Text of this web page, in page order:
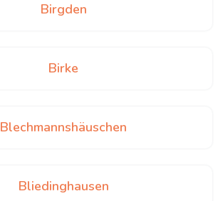
Birgden
Birke
Blechmannshäuschen
Bliedinghausen